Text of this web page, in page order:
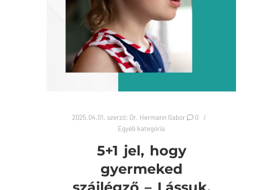
2025.04.01. szerző: Dr. Hermann Gabor
0
Egyéb kategória
5+1 jel, hogy
gyermeked